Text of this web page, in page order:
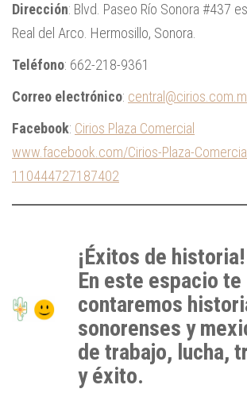
Dirección: Blvd. Paseo Río Sonora #437
Real del Arco. Hermosillo, Sonora.
Teléfono: 662-218-9361
Correo electrónico:
Facebook: Cirios Plaza Comercial
www.facebook.com/Cirios-Plaza-
110444727187402
¡Éxitos de historia!
En este espacio te
contaremos
sonorenses y
de trabajo, lucha,
y éxito.